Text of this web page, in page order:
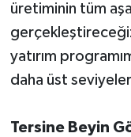
üretiminin tüm
yatırım
daha üst
Tersine Beyin